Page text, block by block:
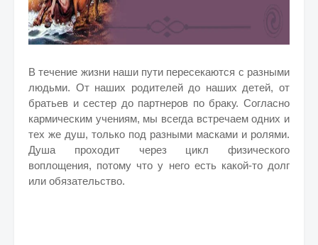
В течение жизни наши пути пересекаются с разными
людьми. От наших родителей до наших детей, от
братьев и сестер до партнеров по браку. Согласно
кармическим учениям, мы всегда встречаем одних и
тех же душ, только под разными масками и ролями.
Душа проходит через цикл физического
воплощения, потому что у него есть какой-то долг
или обязательство.